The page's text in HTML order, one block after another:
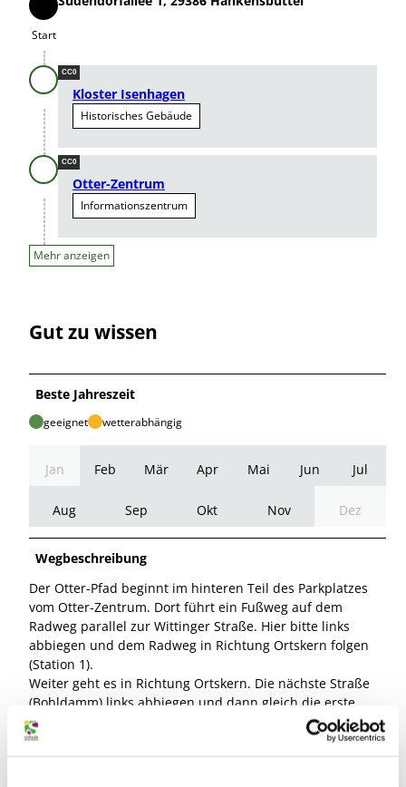
Start
Start
CC0
Kloster Isenhagen
Historisches Gebäude
CC0
Otter-Zentrum
Informationszentrum
Mehr anzeigen
Gut zu wissen
Beste Jahreszeit
geeignet wetterabhängig
Jan Feb Mär Apr Mai Jun Jul
Aug Sep Okt Nov Dez
Wegbeschreibung
Der Otter-Pfad beginnt im hinteren Teil des Parkplatzes
vom Otter-Zentrum. Dort führt ein Fußweg auf dem
Radweg parallel zur Wittinger Straße. Hier bitte links
abbiegen und dem Radweg in Richtung Ortskern folgen
(Station 1).
Weiter geht es in Richtung Ortskern. Die nächste Straße
(Bohldamm) links abbiegen und dann gleich die erste
rechts in den Betonweg entlang des Hankensbütteler
Baches. Am Ende des Sportplatzes biegt der Betonweg
nach links ab (Station 2).